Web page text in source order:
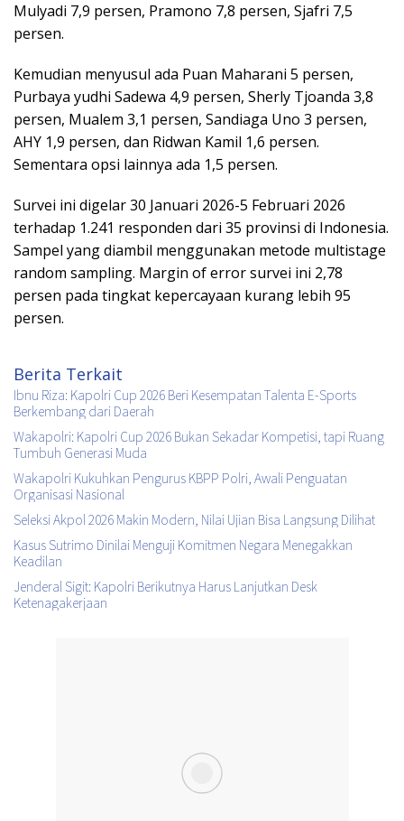
Mulyadi 7,9 persen, Pramono 7,8 persen, Sjafri 7,5
persen.
Kemudian menyusul ada Puan Maharani 5 persen,
Purbaya yudhi Sadewa 4,9 persen, Sherly Tjoanda 3,8
persen, Mualem 3,1 persen, Sandiaga Uno 3 persen,
AHY 1,9 persen, dan Ridwan Kamil 1,6 persen.
Sementara opsi lainnya ada 1,5 persen.
Survei ini digelar 30 Januari 2026-5 Februari 2026
terhadap 1.241 responden dari 35 provinsi di Indonesia.
Sampel yang diambil menggunakan metode multistage
random sampling. Margin of error survei ini 2,78
persen pada tingkat kepercayaan kurang lebih 95
persen.
Berita Terkait
Ibnu Riza: Kapolri Cup 2026 Beri Kesempatan Talenta E-Sports
Berkembang dari Daerah
Wakapolri: Kapolri Cup 2026 Bukan Sekadar Kompetisi, tapi Ruang
Tumbuh Generasi Muda
Wakapolri Kukuhkan Pengurus KBPP Polri, Awali Penguatan
Organisasi Nasional
Seleksi Akpol 2026 Makin Modern, Nilai Ujian Bisa Langsung Dilihat
Kasus Sutrimo Dinilai Menguji Komitmen Negara Menegakkan
Keadilan
Jenderal Sigit: Kapolri Berikutnya Harus Lanjutkan Desk
Ketenagakerjaan